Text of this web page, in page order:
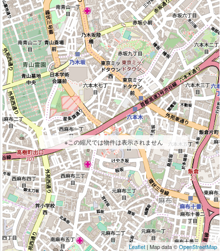
Leaflet| Map data ©OpenStreetMap
※この縮尺では物件は表示されません